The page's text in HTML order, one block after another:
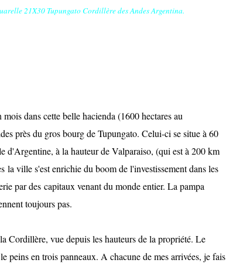
21X30 Tupungato Cordillère des Andes Argentina.
dans cette belle hacienda (1600 hectares au
près du gros bourg de Tupungato. Celui-ci se situe à 60
d'Argentine, à la hauteur de Valparaiso, (qui est à 200 km
la ville s'est enrichie du boom de l'investissement dans les
par des capitaux venant du monde entier. La pampa
toujours pas.
Cordillère, vue depuis les hauteurs de la propriété. Le
peins en trois panneaux. A chacune de mes arrivées, je fais